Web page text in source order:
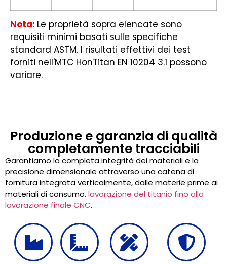
Nota: Le proprietà sopra elencate sono
requisiti minimi basati sulle specifiche
standard ASTM. I risultati effettivi dei test
forniti nell'MTC HonTitan EN 10204 3.1 possono
variare.
Produzione e garanzia di qualità
completamente tracciabili
Garantiamo la completa integrità dei materiali e la
precisione dimensionale attraverso una catena di
fornitura integrata verticalmente, dalle materie prime ai
materiali di consumo. lavorazione del titanio fino alla
lavorazione finale CNC.